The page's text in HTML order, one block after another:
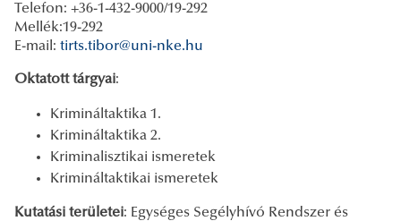
Telefon: +36-1-432-9000/19-292
Mellék:19-292
E-mail: tirts.tibor@uni-nke.hu
Oktatott tárgyai:
Krimináltaktika 1.
Krimináltaktika 2.
Kriminalisztikai ismeretek
Krimináltaktikai ismeretek
Kutatási területei: Egységes Segélyhívó Rendszer és